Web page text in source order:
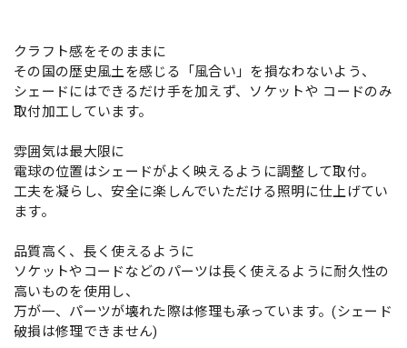
クラフト感をそのままに
その国の歴史風土を感じる「風合い」を損なわないよう、
シェードにはできるだけ手を加えず、ソケットや コードのみ
取付加工しています。
雰囲気は最大限に
電球の位置はシェードがよく映えるように調整して取付。
工夫を凝らし、安全に楽しんでいただける照明に仕上げてい
ます。
品質高く、長く使えるように
ソケットやコードなどのパーツは長く使えるように耐久性の
高いものを使用し、
万が一、パーツが壊れた際は修理も承っています。(シェード
破損は修理できません)